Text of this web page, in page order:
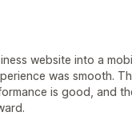
website into a
was smooth.
is good, and